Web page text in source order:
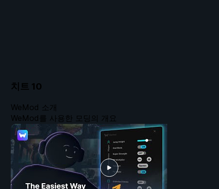
치트 10
WeMod 소개
WeMod를 사용한 모딩의 개요